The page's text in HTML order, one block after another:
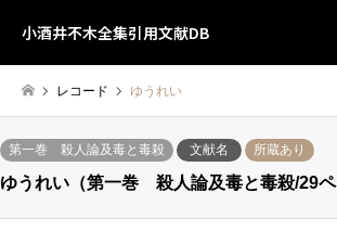
小酒井不木全集引用文献DB
レコード ゆうれい
第一巻 殺人論及毒と毒殺 文献名 所蔵あり
ゆうれい（第一巻 殺人論及毒と毒殺/29ペ